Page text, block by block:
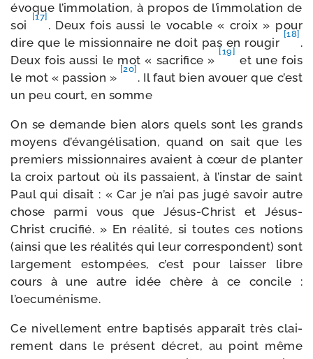
évoque l’im­mo­la­tion, à pro­pos de l’im­mo­la­tion de
soi
[17]
. Deux fois aus­si le vocable « croix » pour
dire que le mis­sion­naire ne doit pas en rou­gir
[18]
.
Deux fois aus­si le mot « sacri­fice »
[19]
et une fois
le mot « pas­sion »
[20]
. Il faut bien avouer que c’est
un peu court, en somme
On se demande bien alors quels sont les grands
moyens d’é­van­gé­li­sa­tion, quand on sait que les
pre­miers mis­sion­naires avaient à cœur de plan­ter
la croix par­tout où ils pas­saient, à l’ins­tar de saint
Paul qui disait : « Car je n’ai pas jugé savoir autre
chose par­mi vous que Jésus-​Christ et Jésus-​
Christ cru­ci­fié. » En réa­li­té, si toutes ces notions
(ain­si que les réa­li­tés qui leur cor­res­pondent) sont
lar­ge­ment estom­pées, c’est pour lais­ser libre
cours à une autre idée chère à ce concile :
l’oecuménisme.
Ce nivel­le­ment entre bap­ti­sés appa­raît très clai­
re­ment dans le pré­sent décret, au point même